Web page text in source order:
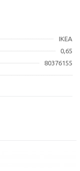
IKEA
0,65
80376155